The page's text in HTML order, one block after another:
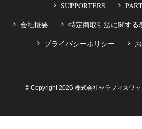
SUPPORTERS
会社概要 特定商取引法に関する
プライバシーポリシー
© Copyright 2026 株式会社セラフィスワッ